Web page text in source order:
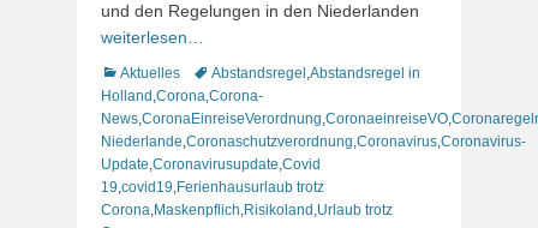
und den Regelungen in den Niederlanden
weiterlesen…
Kategorien
Aktuelles Schlagworte
Abstandsregel ,Abstandsregel in
Holland ,Corona,Corona-
News,CoronaEinreiseVerordnung,CoronaeinreiseVO,
Niederlande,Coronaschutzverordnung,Coronavirus,Coronavirus-
Update,Coronavirusupdate,Covid
19,covid19,Ferienhausurlaub trotz
Corona,Maskenpflich,Risikoland ,Urlaub trotz